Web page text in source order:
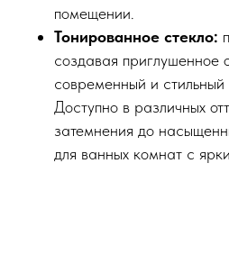
помещении.
Тонированное стекло:
создавая приглушенное
современный и стильный
Доступно в различных
затемнения до
для ванных комнат с